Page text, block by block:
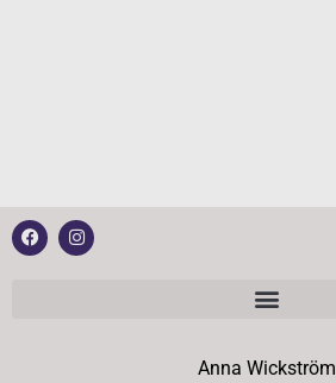
Anna Wickström